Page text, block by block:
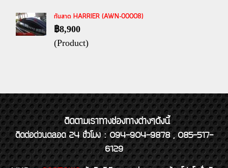
กันสาด HARRIER (AWN-00008)
฿8,900
(Product)
ติดตามเราทางช่องทางต่างๆดังนี้
ติดต่อด่วนตลอด 24 ชั่วโมง : 094-904-9878 , 085-517-
6129